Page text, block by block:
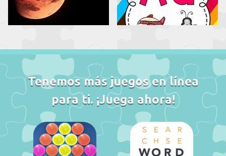
Tenemos más juegos en línea
para ti. ¡Juega ahora!